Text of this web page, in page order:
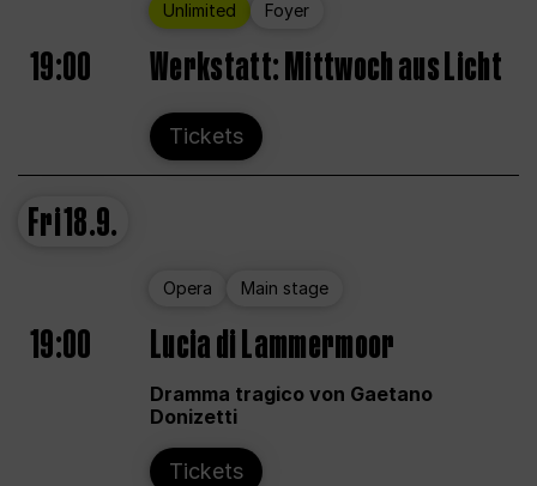
Unlimited Foyer
19:00 Werkstatt: Mittwoch aus Licht
Tickets
Fri18.9.
Opera Main stage
19:00 Lucia di Lammermoor
Dramma tragico von Gaetano
Donizetti
Tickets